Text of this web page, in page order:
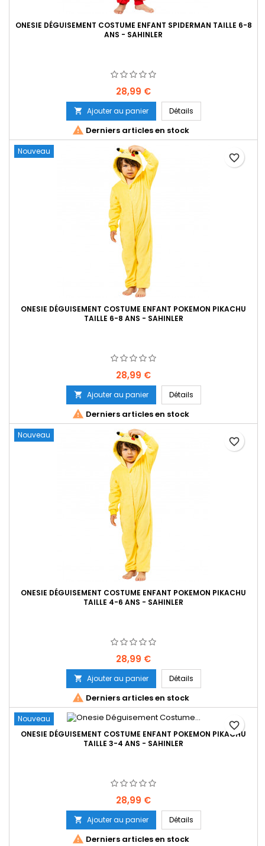
ONESIE DÉGUISEMENT COSTUME ENFANT SPIDERMAN TAILLE 6-8
ANS - SAHINLER
Prix
28,99 €
 Ajouter au panier Détails
 Derniers articles en stock
Nouveau
ONESIE DÉGUISEMENT COSTUME ENFANT POKEMON PIKACHU
TAILLE 6-8 ANS - SAHINLER
Prix
28,99 €
 Ajouter au panier Détails
 Derniers articles en stock
favorite_border
Nouveau
ONESIE DÉGUISEMENT COSTUME ENFANT POKEMON PIKACHU
TAILLE 4-6 ANS - SAHINLER
Prix
28,99 €
 Ajouter au panier Détails
 Derniers articles en stock
favorite_border
Nouveau
ONESIE DÉGUISEMENT COSTUME ENFANT POKEMON PIKACHU
TAILLE 3-4 ANS - SAHINLER
Prix
28,99 €
 Ajouter au panier Détails
 Derniers articles en stock
favorite_border